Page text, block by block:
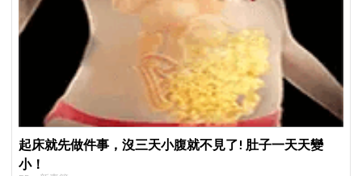
起床就先做件事，沒三天小腹就不見了! 肚子一天天變
小！